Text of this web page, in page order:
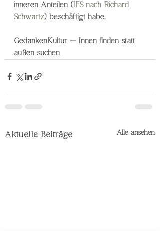
inneren Anteilen (IFS nach Richard
Schwartz) beschäftigt habe.
GedankenKultur — Innen finden statt
außen suchen
Aktuelle Beiträge Alle ansehen